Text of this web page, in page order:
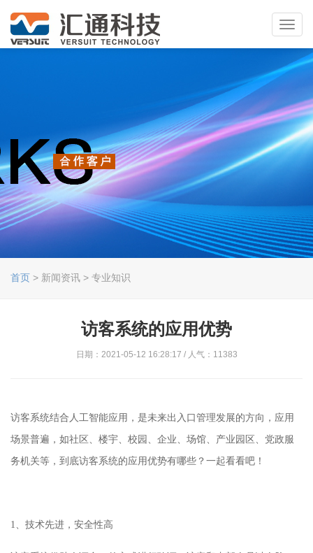
首页 > 新闻资讯 > 专业知识
访客系统的应用优势
日期：2021-05-12 16:28:17 / 人气：11383
访客系统结合人工智能应用，是未来出入口管理发展的方向，应用
场景普遍，如社区、楼宇、校园、企业、场馆、产业园区、党政服
务机关等，到底访客系统的应用优势有哪些？一起看看吧！
1、 技术先进，安全性高